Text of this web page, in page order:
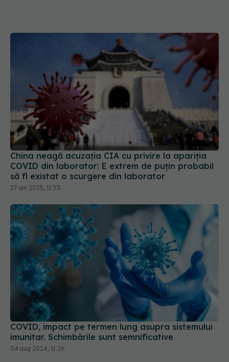
China neagă acuzația CIA cu privire la apariția
COVID din laborator: E extrem de puţin probabil
să fi existat o scurgere din laborator
27 ian 2025, 11:53
COVID, impact pe termen lung asupra sistemului
imunitar. Schimbările sunt semnificative
04 aug 2024, 11:26